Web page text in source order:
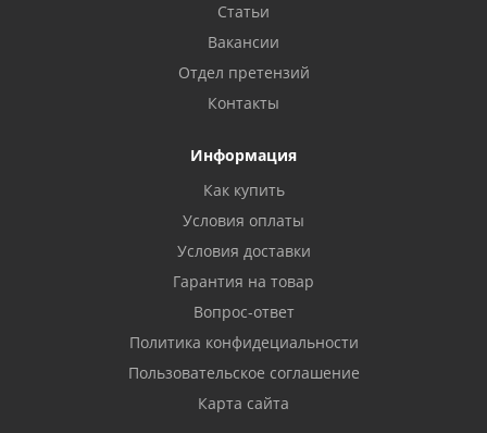
Статьи
Вакансии
Отдел претензий
Контакты
Информация
Как купить
Условия оплаты
Условия доставки
Гарантия на товар
Вопрос-ответ
Политика конфидециальности
Пользовательское соглашение
Карта сайта